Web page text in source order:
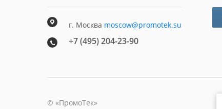
г. Москва moscow@promotek.su
+7 (495) 204-23-90
© «ПромоТек»